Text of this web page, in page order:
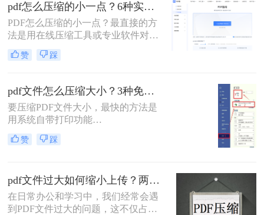
解操作步骤，您可根据文件数量、压
缩质量要求和隐私需求快速选择最合
适的方法。
pdf怎么压缩的小一点？6种实用方法详解（2026最新）
PDF怎么压缩的小一点？最直接的方
法是用在线压缩工具或专业软件对
PDF文件进行重新编码和优化，通过
降低图片分辨率、压缩内嵌字体、去
可读的前提下将文件体积缩小到原来
的10%~50%。
赞 踩
pdf文件怎么压缩大小？3种免费+1种专业方法全攻略（附决策表）！
要压缩PDF文件大小，最快的方法是
用系统自带打印功能
（Windows/macOS均支持）或在线免
费工具（如PDFmao、转转大师）直
业软件「转转大师PDF转换器」——
它支持自定义压缩等级、图片重采
样，且完全本地处理，安全无广告。
赞 踩
pdf文件过大如何缩小上传？两种缩小并上传的有效方法!
在日常办公和学习中，我们经常会遇
到PDF文件过大的问题，这不仅占用